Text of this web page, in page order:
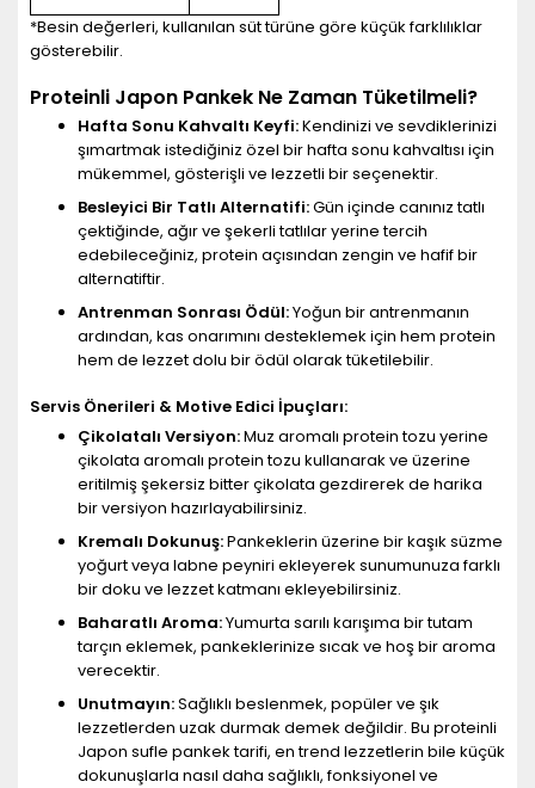
*Besin değerleri, kullanılan süt türüne göre küçük farklılıklar
gösterebilir.
Proteinli Japon Pankek Ne Zaman Tüketilmeli?
Hafta Sonu Kahvaltı Keyfi:Kendinizi ve sevdiklerinizi
şımartmak istediğiniz özel bir hafta sonu kahvaltısı için
mükemmel, gösterişli ve lezzetli bir seçenektir.
Besleyici Bir Tatlı Alternatifi:Gün içinde canınız tatlı
çektiğinde, ağır ve şekerli tatlılar yerine tercih
edebileceğiniz, protein açısından zengin ve hafif bir
alternatiftir.
Antrenman Sonrası Ödül:Yoğun bir antrenmanın
ardından, kas onarımını desteklemek için hem protein
hem de lezzet dolu bir ödül olarak tüketilebilir.
Servis Önerileri & Motive Edici İpuçları:
Çikolatalı Versiyon:Muz aromalı protein tozu yerine
çikolata aromalı protein tozu kullanarak ve üzerine
eritilmiş şekersiz bitter çikolata gezdirerek de harika
bir versiyon hazırlayabilirsiniz.
Kremalı Dokunuş:Pankeklerin üzerine bir kaşık süzme
yoğurt veya labne peyniri ekleyerek sunumunuza farklı
bir doku ve lezzet katmanı ekleyebilirsiniz.
Baharatlı Aroma:Yumurta sarılı karışıma bir tutam
tarçın eklemek, pankeklerinize sıcak ve hoş bir aroma
verecektir.
Unutmayın:Sağlıklı beslenmek, popüler ve şık
lezzetlerden uzak durmak demek değildir. Bu proteinli
Japon sufle pankek tarifi, en trend lezzetlerin bile küçük
dokunuşlarla nasıl daha sağlıklı, fonksiyonel ve